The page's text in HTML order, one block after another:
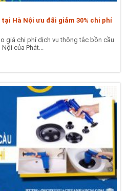
Hà Nội ưu đãi giảm 30% chi phí
giá chi phí dịch vụ thông tắc bồn cầu
Nội của Phát...